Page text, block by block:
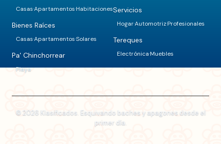
Casas·Apartamentos·Habitaciones
Bienes Raíces
Casas·Apartamentos·Solares
Pa' Chinchorrear
Playa
Servicios
Hogar·Automotriz·Profesionales
Tereques
Electrónica·Muebles
© 2026 Klasificados. Esquivando baches y apagones desde el
primer día.